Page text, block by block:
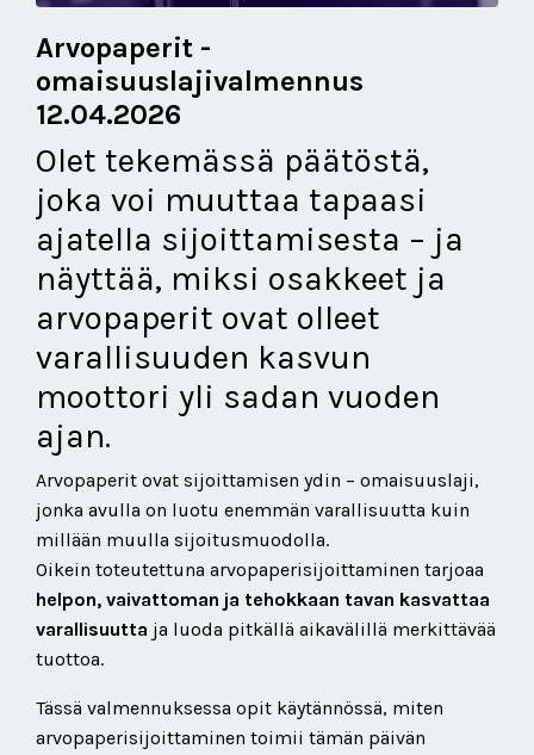
Arvopaperit -
omaisuuslajivalmennus
12.04.2026
Olet tekemässä päätöstä,
joka voi muuttaa tapaasi
ajatella sijoittamisesta – ja
näyttää, miksi osakkeet ja
arvopaperit ovat olleet
varallisuuden kasvun
moottori yli sadan vuoden
ajan.
Arvopaperit ovat sijoittamisen ydin – omaisuuslaji,
jonka avulla on luotu enemmän varallisuutta kuin
millään muulla sijoitusmuodolla.
Oikein toteutettuna arvopaperisijoittaminen tarjoaa
helpon, vaivattoman ja tehokkaan tavan kasvattaa
varallisuutta ja luoda pitkällä aikavälillä merkittävää
tuottoa.
Tässä valmennuksessa opit käytännössä, miten
arvopaperisijoittaminen toimii tämän päivän